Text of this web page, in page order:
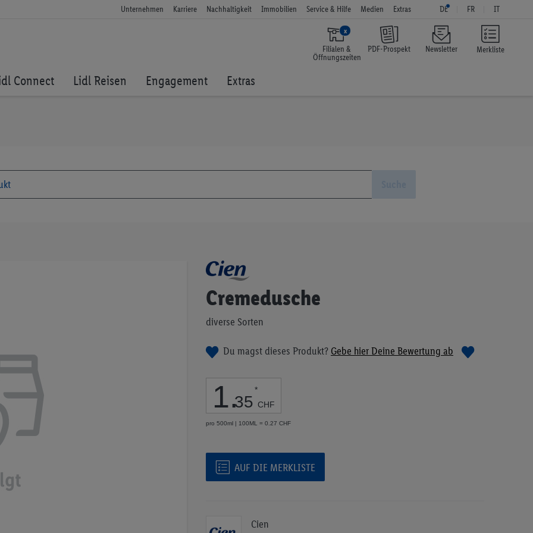
Merkliste
Unternehmen Karriere Nachhaltigkeit Immobilien Service & Hilfe Medien Extras DE FR IT
x
Filialen &
Öffnungszeiten
PDF-Prospekt Newsletter
Connect Lidl Reisen Engagement Extras
Cremedusche
diverse Sorten
Du magst dieses Produkt? Gebe hier Deine Bewertung ab
1.35
*
CHF
pro 500ml | 100ML = 0.27 CHF
AUF DIE MERKLISTE
Cien
Anfang
Bildgalerie
springen